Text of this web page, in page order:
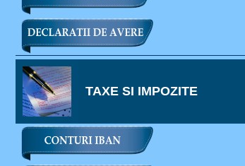
TAXE SI IMPOZITE